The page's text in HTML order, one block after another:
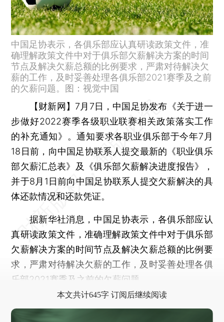
中国足协表示，各俱乐部应认真研读政策文件，准
确理解政策文件中对于俱乐部欠薪解决方案的时间
节点及解决欠薪总额的比例要求，严肃对待解决欠
薪的工作，及时妥善处理各俱乐部2021赛季及之前
的欠薪问题。图：视觉中国
【财新网】 7月7日，中国足协发布《关于进一
步做好2022赛季各级职业联赛相关政策落实工作
的补充通知》。通知要求各职业俱乐部于今年7月
18日前，向中国足协联系人提交最新的《职业俱乐
部欠薪汇总表》及《俱乐部欠薪解决进度报告》，
并于8月1日前向中国足协联系人提交欠薪解决的具
体还款情况和还款凭证。
据新华社消息，中国足协表示，各俱乐部应认
真研读政策文件，准确理解政策文件中对于俱乐部
欠薪解决方案的时间节点及解决欠薪总额的比例要
求，严肃对待解决欠薪的工作，及时妥善处理各俱
乐部2021赛季及之前的欠薪问题。
本文共计645字 订阅后继续阅读